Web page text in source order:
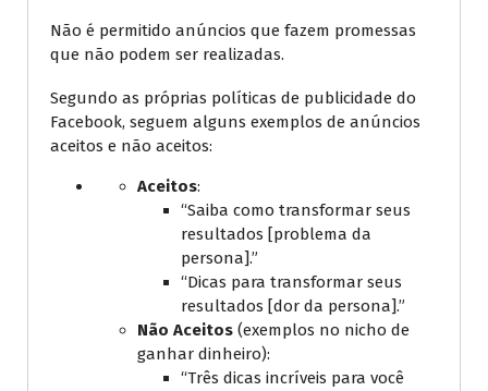
Não é permitido anúncios que fazem promessas
que não podem ser realizadas.
Segundo as próprias políticas de publicidade do
Facebook, seguem alguns exemplos de anúncios
aceitos e não aceitos:
Aceitos:
“Saiba como transformar seus
resultados [problema da
persona].”
“Dicas para transformar seus
resultados [dor da persona].”
Não Aceitos (exemplos no nicho de
ganhar dinheiro):
“Três dicas incríveis para você